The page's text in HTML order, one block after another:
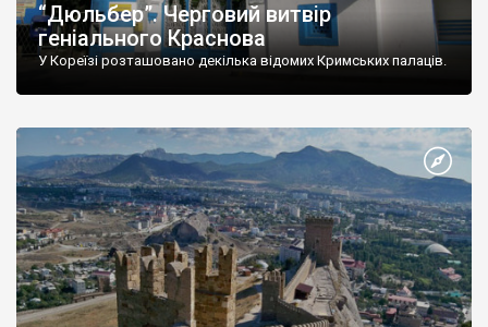
“Дюльбер”. Черговий витвір
геніального Краснова
У Кореїзі розташовано декілька відомих Кримських палаців.